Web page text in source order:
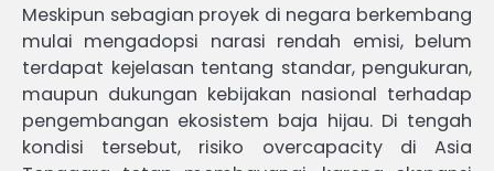
Meskipun sebagian proyek di negara berkembang
mulai mengadopsi narasi rendah emisi, belum
terdapat kejelasan tentang standar, pengukuran,
maupun dukungan kebijakan nasional terhadap
pengembangan ekosistem baja hijau. Di tengah
kondisi tersebut, risiko overcapacity di Asia